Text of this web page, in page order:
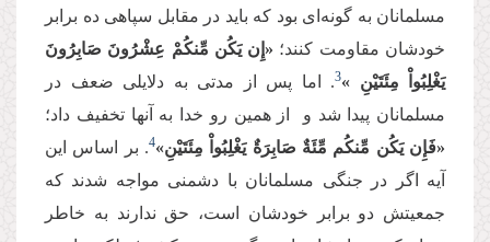
مسلمانان به گونه‌ای بود كه باید در مقابل سپاهی ده برابر
خودشان مقاومت کنند؛ «إِن یَكُن مِّنكُمْ عِشْرُونَ صَابِرُونَ
یَغْلِبُواْ مِئَتَیْنِ »‌3‌. اما پس از مدتی به دلایلی ضعف در
مسلمانان پیدا شد و از همین رو خدا به آنها تخفیف داد؛
«فَإِن یَكُن مِّنكُم مِّئَةٌ صَابِرَةٌ یَغْلِبُواْ مِئَتَیْنِ»4‌. بر اساس این
آیه اگر در جنگی مسلمانان با دشمنی مواجه شدند که
جمعیتش دو برابر خودشان است، حق ندارند به خاطر